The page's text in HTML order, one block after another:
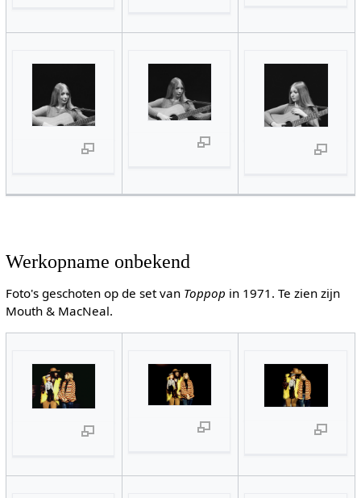
Werkopname onbekend
Foto's geschoten op de set van Toppop in 1971. Te zien zijn
Mouth & MacNeal.